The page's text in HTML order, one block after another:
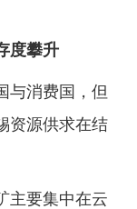
度攀升
与消费国，但
资源供求在结
主要集中在云